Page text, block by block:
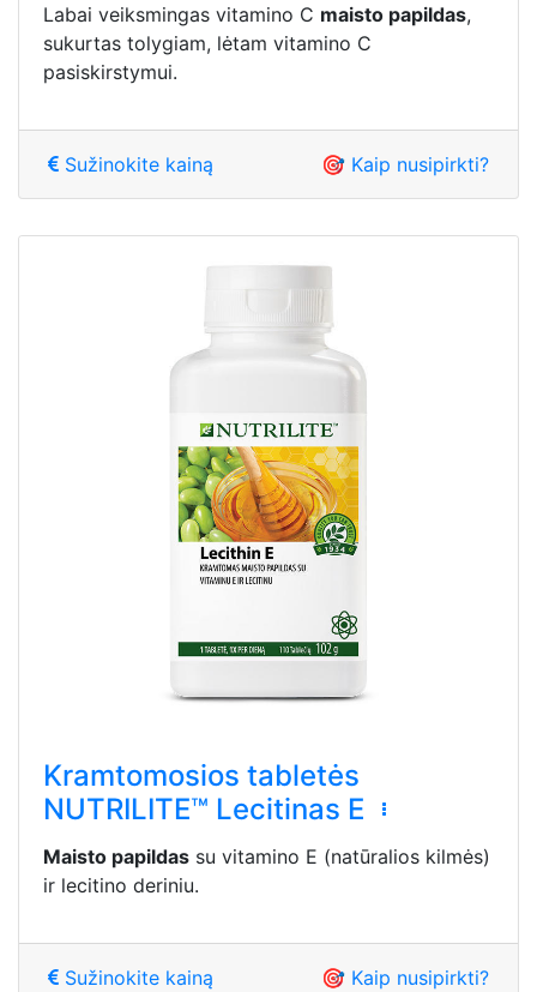
Labai veiksmingas vitamino C maisto papildas,
sukurtas tolygiam, lėtam vitamino C
pasiskirstymui.
Sužinokite kainą 🎯 Kaip nusipirkti?
Kramtomosios tabletės
NUTRILITE™ Lecitinas E
Maisto papildas su vitamino E (natūralios kilmės)
ir lecitino deriniu.
Sužinokite kainą 🎯 Kaip nusipirkti?